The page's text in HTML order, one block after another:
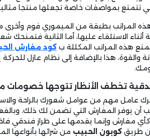
تتمتع بمواصفات خاصة تجعلها منتجا
المراتب بطبقة من الميموري فوم وأخرى
أثناء الاستلقاء عليها، أما الثانية فتمنحك
هذه المراتب المكللة ب كود مفارش
والقوة، هذا بالإضافة إلى نظام عازل
تخطف الأنظار تتوجها خصومات
عامل مهم من عوامل شعورك بالراحة
أن يوفر المفارش التي تضمن لك ذلك،
مفارش وإنما يقدمها على طراز فندقي
طريق كوبون الحبيب من شرائها بأنواعها